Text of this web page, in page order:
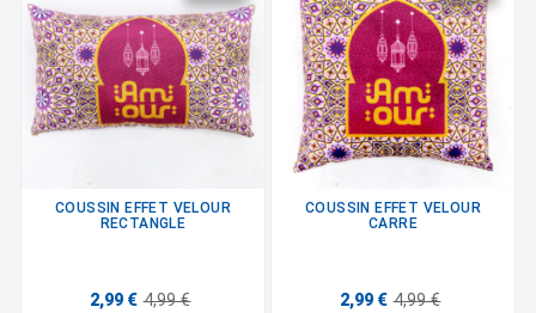
COUSSIN EFFET VELOUR
RECTANGLE
2,99 € 4,99 €
COUSSIN EFFET VELOUR
CARRE
2,99 € 4,99 €